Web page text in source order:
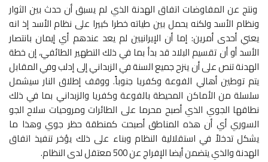
ونتج عن المفاوضات اتفاق الهدنة الذي لم يسبق أن حدث بين الثوار
ونظام الأسد ولكنه يحمل بين طياته خطرا كبيرا على نظام الأسد إذ انه
يعني أحدى أمرين: إما أن الإيرانيين لم يعد عندهم أي إيمان بانتصار
الأسد أو أن تقسيم البلاد قد بدأ بما في ذلك التطهير الطائفي، إن خطة
الهدنة تنص على أن ينزح جميع السنة في الزبداني إلى إدلب وفي المقابل
يتم توطين أهالي الفوعة وكفريا جنوباً. ووقف إطلاق النار سيشمل
سلسلة من الأماكن المحيطة بالفوعة وكفريا والزبداني بما في ذلك
نطاقها الجوي الذي أصبح محرما على الطائرات ومروحيات سلاح الجو
السوري أي أن هذه المناطق أصبحت كمنطقة حظر جوي وهذا ما
يشكل تدخلاً في استقلالية النظام وبناء على ذلك يؤخر تنفيذ اتفاق
الهدنة والذي يتضمن أيضا الإفراج عن 500 معتقل لدى النظام.